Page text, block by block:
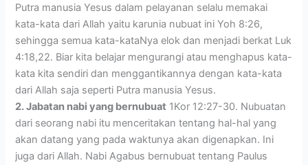
Putra manusia Yesus dalam pelayanan selalu memakai
kata-kata dari Allah yaitu karunia nubuat ini Yoh 8:26,
sehingga semua kata-kataNya elok dan menjadi berkat Luk
4:18,22. Biar kita belajar mengurangi atau menghapus kata-
kata kita sendiri dan menggantikannya dengan kata-kata
dari Allah saja seperti Putra manusia Yesus.
2. Jabatan nabi yang bernubuat 1Kor 12:27-30. Nubuatan
dari seorang nabi itu menceritakan tentang hal-hal yang
akan datang yang pada waktunya akan digenapkan. Ini
juga dari Allah. Nabi Agabus bernubuat tentang Paulus